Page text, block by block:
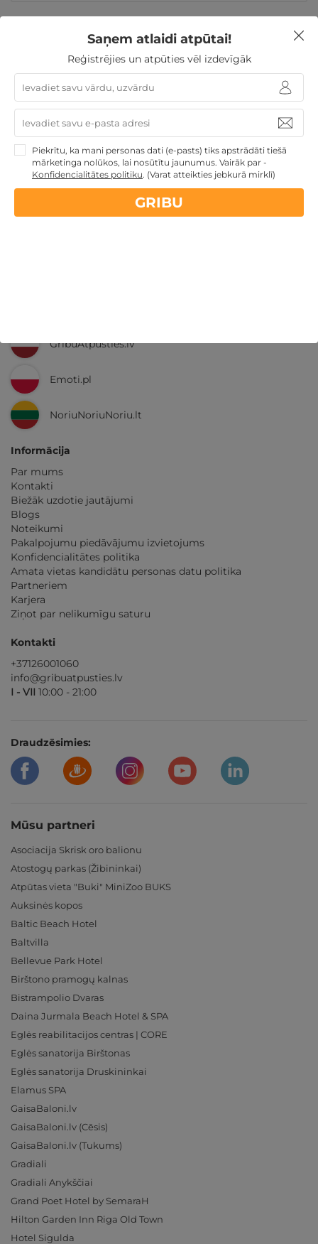
Atpūta maija brīvdienās
Romantiska atpūta pārim
Atpūta diviem
Ģimenes atpūta
Nekādasapkalpošanas un administrācijasmaksas
14 dienunaudas atmaksas garantija
Kvalitatīva klientuapkalpošana
GribuAtpusties.lv
Emoti.pl
NoriuNoriuNoriu.lt
Informācija
Par mums
Kontakti
Biežāk uzdotie jautājumi
Blogs
Noteikumi
Pakalpojumu piedāvājumu izvietojums
Konfidencialitātes politika
Amata vietas kandidātu personas datu politika
Partneriem
Karjera
Ziņot par nelikumīgu saturu
Kontakti
+37126001060
info@gribuatpusties.lv
I - VII 10:00 - 21:00
Draudzēsimies:
Mūsu partneri
Asociacija Skrisk oro balionu
Atostogų parkas (Žibininkai)
Atpūtas vieta "Buki" MiniZoo BUKS
Auksinės kopos
Baltic Beach Hotel
Baltvilla
Bellevue Park Hotel
Birštono pramogų kalnas
Bistrampolio Dvaras
Daina Jurmala Beach Hotel & SPA
Eglės reabilitacijos centras | CORE
Eglės sanatorija Birštonas
Eglės sanatorija Druskininkai
Elamus SPA
GaisaBaloni.lv
GaisaBaloni.lv (Cēsis)
GaisaBaloni.lv (Tukums)
Gradiali
Gradiali Anykščiai
Grand Poet Hotel by SemaraH
Hilton Garden Inn Riga Old Town
Hotel Sigulda
Saņem atlaidi atpūtai!
Reģistrējies un atpūties vēl izdevīgāk
Piekrītu, ka mani personas dati (e-pasts) tiks apstrādāti tiešā
mārketinga nolūkos, lai nosūtītu jaunumus. Vairāk par -
Konfidencialitātes politiku. (Varat atteikties jebkurā mirklī)
GRIBU